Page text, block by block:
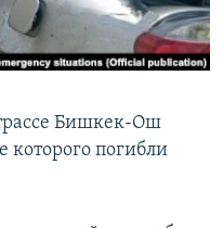
Бишкек-Ош
которого погибли